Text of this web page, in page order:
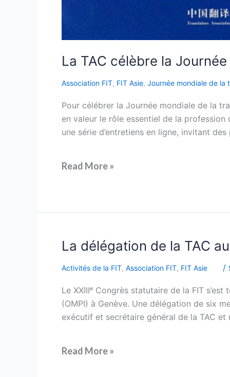
La TAC célèbre la
Association FIT, FIT Asie, Journée mondiale de la
Pour célébrer la Journée mondiale de la
en valeur le rôle essentiel de la profession
une série d’entretiens en ligne, invitant des
Read More »
La délégation de la TAC
Activités de la FIT, Association FIT, FIT Asie /
Le XXIIIᵉ Congrès statutaire de la FIT
(OMPI) à Genève. Une délégation de six
exécutif et secrétaire général de la TAC et
La
de
TAC
aux
congrès
la
Read More »